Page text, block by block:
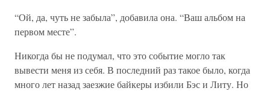
“Ой, да, чуть не забыла”, добавила она. “Ваш альбом на
первом месте”.
Никогда бы не подумал, что это событие могло так
вывести меня из себя. В последний раз такое было, когда
много лет назад заезжие байкеры избили Бэс и Литу. Но